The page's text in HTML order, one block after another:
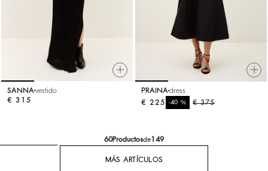
SANNA vestido
€ 315
PRAINA dress
€ 375
-40%
€ 225
60Productosde149
MÁS ARTÍCULOS